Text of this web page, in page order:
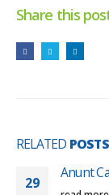
Share this
RELATED POSTS
29
Anunt